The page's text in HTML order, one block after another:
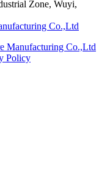
Zone, Wuyi,
Manufacturing Co.,Ltd
Policy